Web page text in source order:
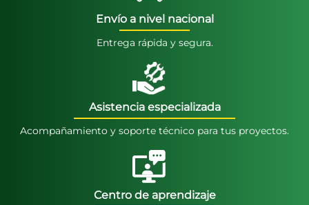
Envío a nivel nacional
Entrega rápida y segura.
Asistencia especializada
Acompañamiento y soporte técnico para tus proyectos.
Centro de aprendizaje